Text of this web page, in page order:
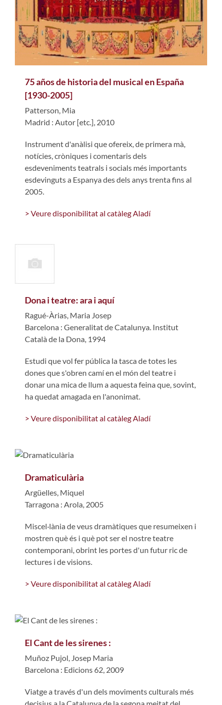
75 años de historia del musical en España
[1930-2005]
Patterson, Mia
Madrid : Autor [etc.], 2010
Instrument d'anàlisi que ofereix, de primera mà,
notícies, cròniques i comentaris dels
esdeveniments teatrals i socials més importants
esdevinguts a Espanya des dels anys trenta fins al
2005.
> Veure disponibilitat al catàleg Aladí
Dona i teatre: ara i aquí
Ragué-Àrias, Maria Josep
Barcelona : Generalitat de Catalunya. Institut
Català de la Dona, 1994
Estudi que vol fer pública la tasca de totes les
dones que s'obren camí en el món del teatre i
donar una mica de llum a aquesta feina que, sovint,
ha quedat amagada en l'anonimat.
> Veure disponibilitat al catàleg Aladí
Dramaticulària
Argüelles, Miquel
Tarragona : Arola, 2005
Miscel·lània de veus dramàtiques que resumeixen i
mostren què és i què pot ser el nostre teatre
contemporani, obrint les portes d'un futur ric de
lectures i de visions.
> Veure disponibilitat al catàleg Aladí
El Cant de les sirenes :
Muñoz Pujol, Josep Maria
Barcelona : Edicions 62, 2009
Viatge a través d'un dels moviments culturals més